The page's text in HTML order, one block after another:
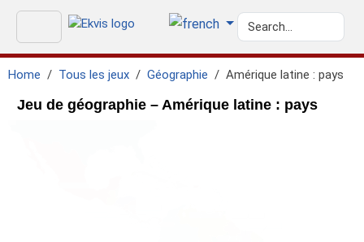
Home Tous les jeux Géographie Amérique latine : pays
Jeu de géographie – Amérique latine : pays